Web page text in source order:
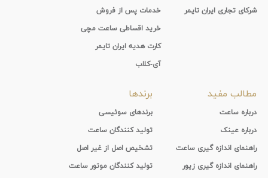
شرکای تجاری ایران تایمر
خدمات پس از فروش
خرید اقساطی ساعت مچی
کارت هدیه ایران تایمر
آی-کلاب
مطالب مفید
درباره ساعت
درباره عینک
راهنمای اندازه گیری ساعت
راهنمای اندازه گیری زیور
برندها
برندهای سوئیسی
تولید کنندگان ساعت
تشخیص اصل از غیر اصل
تولید کنندگان موتور ساعت